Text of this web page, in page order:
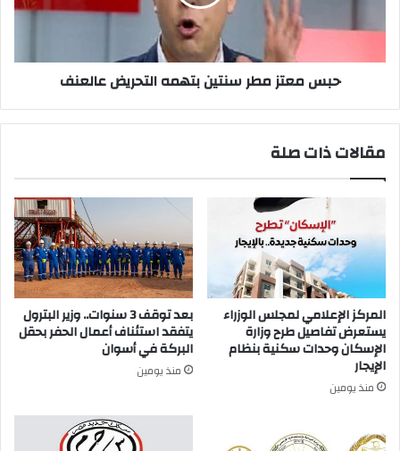
حبس معتز مطر سنتين بتهمه التحريض عالعنف
مقالات ذات صلة
المركز الإعلامي لمجلس الوزراء
يستعرض تفاصيل طرح وزارة
الإسكان وحدات سكنية بنظام
الإيجار
منذ يومين
بعد توقف 3 سنوات.. وزير البترول
يتفقد استئناف أعمال الحفر بحقل
البركة في أسوان
منذ يومين